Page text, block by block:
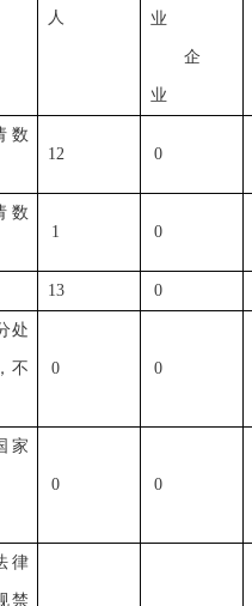
人 业
企
业
数
12 0
数
1 0
13 0
处
不 0 0
家
0 0
律
禁